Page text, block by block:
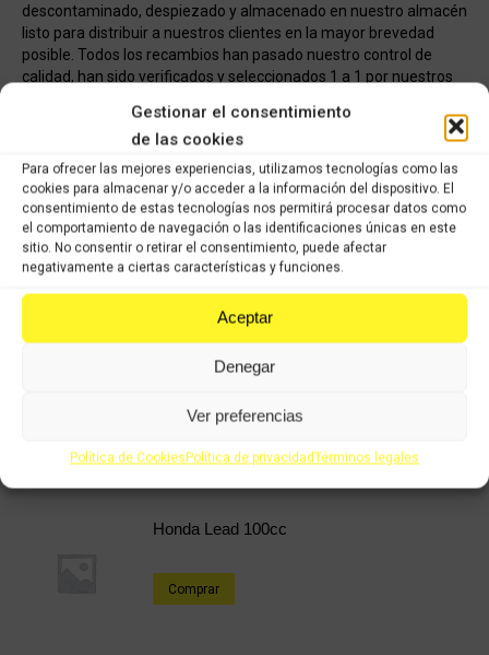
Gestionar el consentimiento
de las cookies
Para ofrecer las mejores experiencias, utilizamos tecnologías como las
cookies para almacenar y/o acceder a la información del dispositivo. El
consentimiento de estas tecnologías nos permitirá procesar datos como
el comportamiento de navegación o las identificaciones únicas en este
sitio. No consentir o retirar el consentimiento, puede afectar
negativamente a ciertas características y funciones.
Aceptar
Denegar
Ver preferencias
Política de CookiesPolítica de privacidadTérminos legales
descontaminado, despiezado y almacenado en nuestro almacén
listo para distribuir a nuestros clientes en la mayor brevedad
posible. Todos los recambios han pasado nuestro control de
calidad, han sido verificados y seleccionados 1 a 1 por nuestros
Categorías:Recambios ocasión Honda , HONDA VISION 110cc
2012-2016
Share this product
PinterestLinkedIn
Productos relacionados
Honda Lead 100cc
Comprar